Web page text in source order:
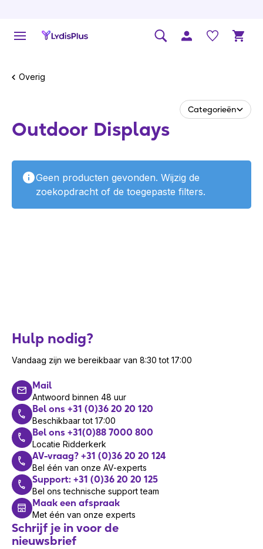
Overig
Categorieën
Outdoor Displays
Geen producten gevonden. Wijzig de
zoekopdracht of de toegepaste filters.
Hulp nodig?
Vandaag zijn we bereikbaar van 8:30 tot 17:00
Mail
Antwoord binnen 48 uur
Bel ons +31 (0)36 20 20 120
Beschikbaar tot 17:00
Bel ons +31(0)88 7000 800
Locatie Ridderkerk
AV-vraag? +31 (0)36 20 20 124
Bel één van onze AV-experts
Support: +31 (0)36 20 20 125
Bel ons technische support team
Maak een afspraak
Met één van onze experts
Schrijf je in voor de
nieuwsbrief